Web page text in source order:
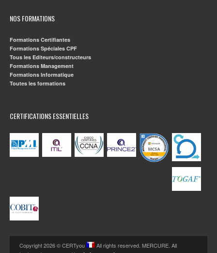
NOS FORMATIONS
Formations Certifiantes
Formations Spéciales CPF
Tous les Editeurs/constructeurs
Formations Management
Formations Informatique
Toutes les formations
CERTIFICATIONS ESSENTIELLES
Copyright 2026 © CERTyou
All rights reserved. MERCURE. All